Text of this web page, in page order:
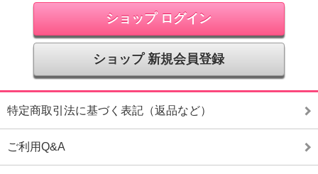
ショップ ログイン
ショップ 新規会員登録
特定商取引法に基づく表記（返品など）
ご利用Q&A